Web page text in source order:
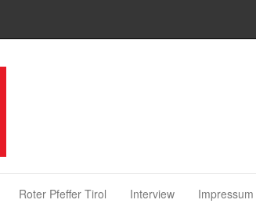
Roter Pfeffer Tirol Interview Impressum